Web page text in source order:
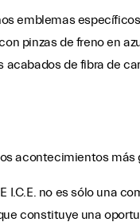
emblemas
pinzas de freno en
de fibra de
acontecimientos
I.C.E. no es sólo una
constituye una